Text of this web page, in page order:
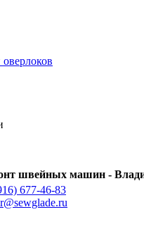
швейных машин -
677-46-83